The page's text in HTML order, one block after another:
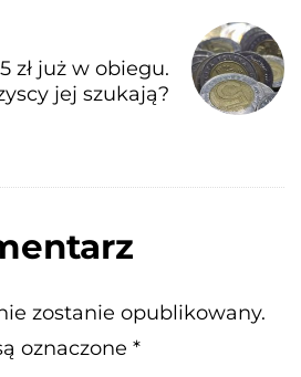
zł już w obiegu.
jej szukają?
zostanie opublikowany.
oznaczone *